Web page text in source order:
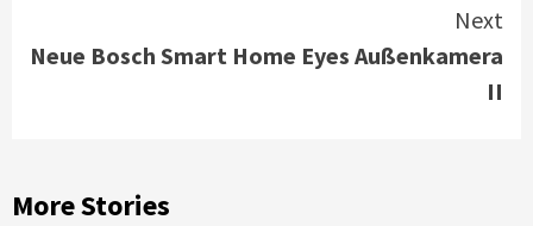
Next
Neue Bosch Smart Home Eyes Außenkamera
II
More Stories